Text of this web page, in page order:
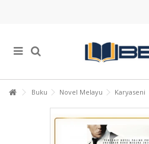
Buku Novel Melayu Karyaseni